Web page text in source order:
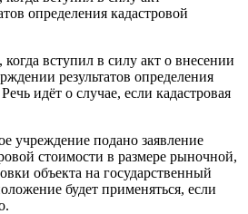
определения кадастровой
вступил в силу акт о внесении
результатов определения
идёт о случае, если кадастровая
учреждение подано заявление
стоимости в размере рыночной,
объекта на государственный
будет применяться, если